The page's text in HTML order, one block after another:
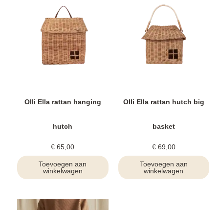
Olli Ella rattan hanging
hutch
€ 65,00
Toevoegen aan
winkelwagen
Olli Ella rattan hutch big
basket
€69,00
Toevoegen aan
winkelwagen